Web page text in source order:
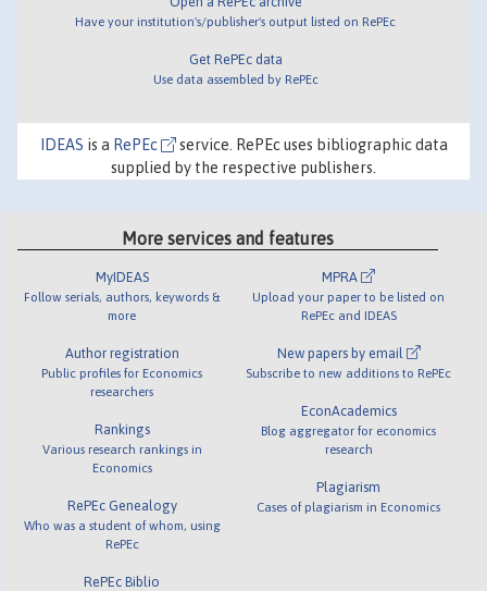
Have your institution's/publisher's output listed on RePEc
Get RePEc data
Use data assembled by RePEc
IDEAS is a RePEc
service. RePEc uses bibliographic data
supplied by the respective publishers.
More services and features
MyIDEAS
Follow serials, authors, keywords &
more
Author registration
Public profiles for Economics
researchers
Rankings
Various research rankings in
Economics
RePEc Genealogy
Who was a student of whom, using
RePEc
RePEc Biblio
MPRA
Upload your paper to be listed on
RePEc and IDEAS
New papers by email
Subscribe to new additions to RePEc
EconAcademics
Blog aggregator for economics
research
Plagiarism
Cases of plagiarism in Economics